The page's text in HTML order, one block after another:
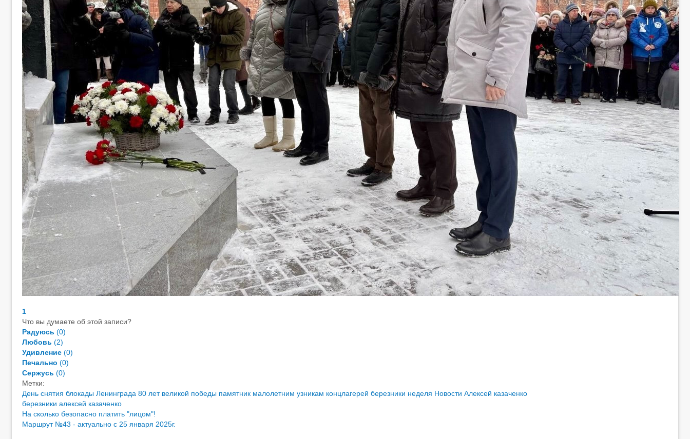
1
Что вы думаете об этой записи?
Радуюсь (0)
Любовь (2)
Удивление (0)
Печально (0)
Сержусь (0)
Метки:
День снятия блокады Ленинграда 80 лет великой победы памятник малолетним узникам концлагерей березники неделя Новости Алексей казаченко
березники алексей казаченко
На сколько безопасно платить "лицом"!
Маршрут №43 - актуально с 25 января 2025г.